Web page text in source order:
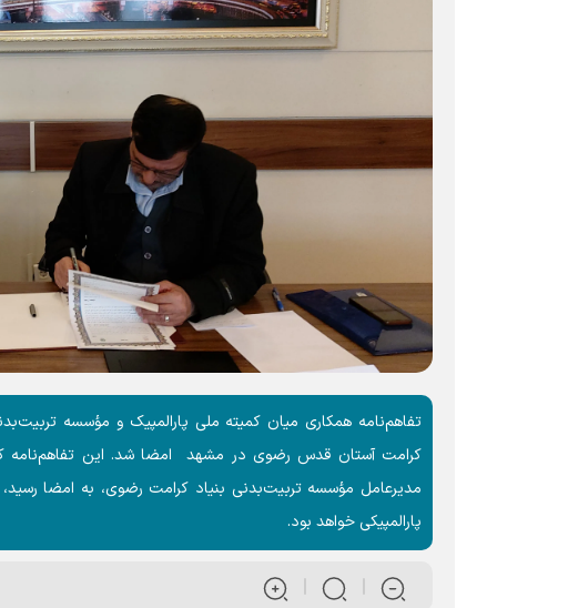
تفاهم‌نامه همکاری میان کمیته ملی پارالمپیک و مؤسسه
کرامت آستان قدس رضوی در مشهد امضا شد. این تفاهم‌نامه که
مدیرعامل مؤسسه تربیت‌بدنی بنیاد کرامت رضوی، به امضا
پارالمپیکی خواهد بود.